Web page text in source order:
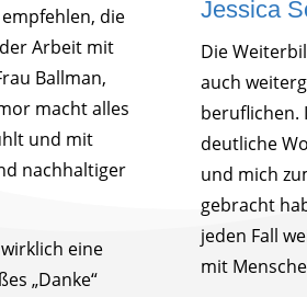
die
Arbeit mit
Ballman,
macht alles
und mit
nachhaltiger
eine
„Danke“
Jessica
Die
auch
beruflichen.
deutliche
und mich
gebracht
jeden Fall
mit